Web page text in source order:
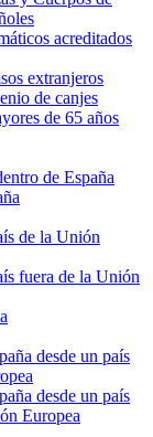
acreditados
extranjeros
de canjes
de 65 años
de España
de la Unión
fuera de la Unión
desde un país
desde un país
Europea